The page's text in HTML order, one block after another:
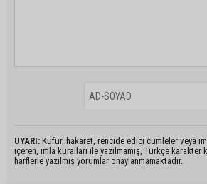
UYARI: Küfür, hakaret, rencide edici cümleler veya
içeren, imla kuralları ile yazılmamış, Türkçe karakter
harflerle yazılmış yorumlar onaylanmamaktadır.